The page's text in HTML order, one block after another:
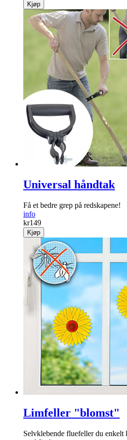
Kjøp
Universal håndtak
Få et bedre grep på redskapene!
info
kr149
Kjøp
Limfeller "blomst"
Selv­klebende flue­feller du enkelt